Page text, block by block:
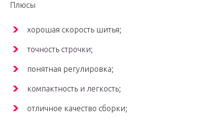
Плюсы
хорошая скорость шитья;
точность строчки;
понятная регулировка;
компактность и легкость;
отличное качество сборки;